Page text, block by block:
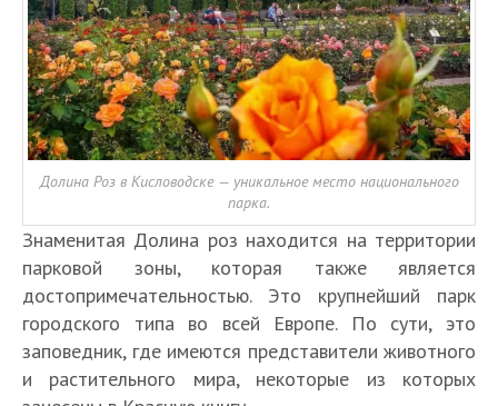
Долина Роз в Кисловодске — уникальное место национального
парка.
Знаменитая Долина роз находится на территории
парковой зоны, которая также является
достопримечательностью. Это крупнейший парк
городского типа во всей Европе. По сути, это
заповедник, где имеются представители животного
и растительного мира, некоторые из которых